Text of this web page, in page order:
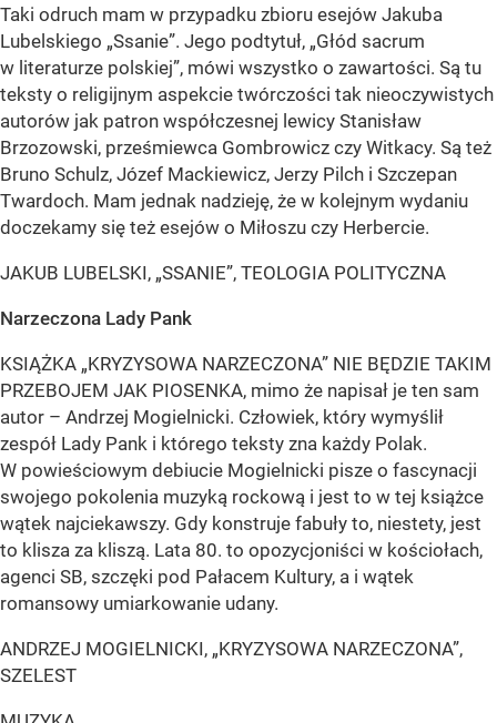
Taki odruch mam w przypadku zbioru esejów Jakuba
Lubelskiego „Ssanie”. Jego podtytuł, „Głód sacrum
w literaturze polskiej”, mówi wszystko o zawartości. Są tu
teksty o religijnym aspekcie twórczości tak nieoczywistych
autorów jak patron współczesnej lewicy Stanisław
Brzozowski, prześmiewca Gombrowicz czy Witkacy. Są też
Bruno Schulz, Józef Mackiewicz, Jerzy Pilch i Szczepan
Twardoch. Mam jednak nadzieję, że w kolejnym wydaniu
doczekamy się też esejów o Miłoszu czy Herbercie.
JAKUB LUBELSKI, „SSANIE”, TEOLOGIA POLITYCZNA
Narzeczona Lady Pank
KSIĄŻKA „KRYZYSOWA NARZECZONA” NIE BĘDZIE TAKIM
PRZEBOJEM JAK PIOSENKA, mimo że napisał je ten sam
autor – Andrzej Mogielnicki. Człowiek, który wymyślił
zespół Lady Pank i którego teksty zna każdy Polak.
W powieściowym debiucie Mogielnicki pisze o fascynacji
swojego pokolenia muzyką rockową i jest to w tej książce
wątek najciekawszy. Gdy konstruje fabuły to, niestety, jest
to klisza za kliszą. Lata 80. to opozycjoniści w kościołach,
agenci SB, szczęki pod Pałacem Kultury, a i wątek
romansowy umiarkowanie udany.
ANDRZEJ MOGIELNICKI, „KRYZYSOWA NARZECZONA”,
SZELEST